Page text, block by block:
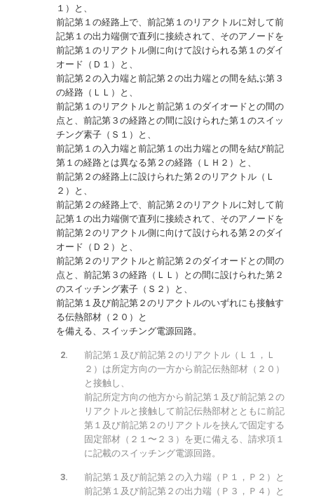
１）と、
前記第１の経路上で、前記第１のリアクトルに対して前
記第１の出力端側で直列に接続されて、そのアノードを
前記第１のリアクトル側に向けて設けられる第１のダイ
オード（Ｄ１）と、
前記第２の入力端と前記第２の出力端との間を結ぶ第３
の経路（ＬＬ）と、
前記第１のリアクトルと前記第１のダイオードとの間の
点と、前記第３の経路との間に設けられた第１のスイッ
チング素子（Ｓ１）と、
前記第１の入力端と前記第１の出力端との間を結び前記
第１の経路とは異なる第２の経路（ＬＨ２）と、
前記第２の経路上に設けられた第２のリアクトル（Ｌ
２）と、
前記第２の経路上で、前記第２のリアクトルに対して前
記第１の出力端側で直列に接続されて、そのアノードを
前記第２のリアクトル側に向けて設けられる第２のダイ
オード（Ｄ２）と、
前記第２のリアクトルと前記第２のダイオードとの間の
点と、前記第３の経路（ＬＬ）との間に設けられた第２
のスイッチング素子（Ｓ２）と、
前記第１及び前記第２のリアクトルのいずれにも接触す
る伝熱部材（２０）と
を備える、スイッチング電源回路。
前記第１及び前記第２のリアクトル（Ｌ１，Ｌ
２）は所定方向の一方から前記伝熱部材（２０）
と接触し、
前記所定方向の他方から前記第１及び前記第２の
リアクトルと接触して前記伝熱部材とともに前記
第１及び前記第２のリアクトルを挟んで固定する
固定部材（２１〜２３）を更に備える、請求項１
に記載のスイッチング電源回路。
前記第１及び前記第２の入力端（Ｐ１，Ｐ２）と
前記第１及び前記第２の出力端（Ｐ３，Ｐ４）と